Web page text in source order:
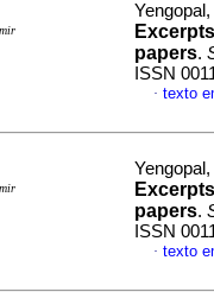
papers.
ISSN
· texto
papers.
ISSN
· texto